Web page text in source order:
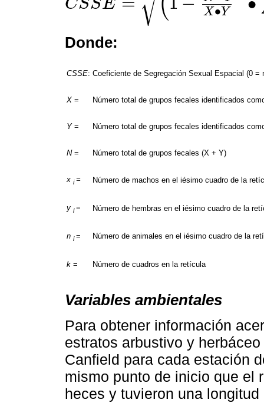
CSSE X∙Y
CSSE= 1-N -1X∙ ∙∑ 1k xi n 1
Donde:
CSSE: Coeficiente de Segregación Sexual Espacial (0
X = Número total de grupos fecales identificados
Y= Número total de grupos fecales identificados
N= Número total de grupos fecales (X + Y)
x i = Número de machos en el iésimo cuadro de la
y i = Número de hembras en el iésimo cuadro de la
n i = Número de animales en el iésimo cuadro de la
k = Número de cuadros en la retícula
Variables ambientales
Para obtener información
estratos arbustivo y
Canfield para cada estación
mismo punto de inicio que el
heces y tuvieron una